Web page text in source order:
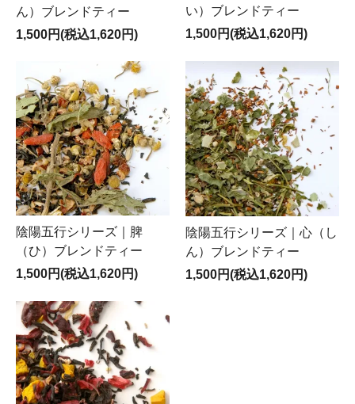
ん）ブレンドティー
1,500円(税込1,620円)
い）ブレンドティー
1,500円(税込1,620円)
陰陽五行シリーズ｜脾
（ひ）ブレンドティー
1,500円(税込1,620円)
陰陽五行シリーズ｜心（し
ん）ブレンドティー
1,500円(税込1,620円)